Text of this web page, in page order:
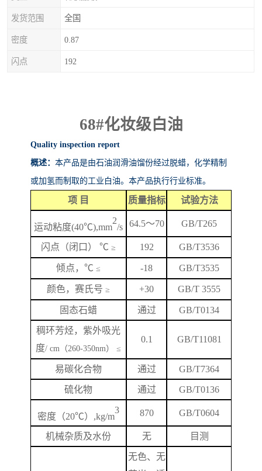
发货范围 全国
密度 0.87
闪点 192
68#化妆级白油
Quality inspection report
概述： 本产品是由石油润滑油馏份经过脱蜡，化学精制
或加氢而制取的工业白油。本产品执行行业标准。
项 目 质量指标 试验方法
运动粘度(40℃),mm
2
/s 64.5～70 GB/T265
闪 点 （闭口） ℃ ≥ 192 GB/T3536
倾点， ℃ ≤ -18 GB/T3535
颜色，赛氏号 ≥ +30 GB/T 3555
固态石蜡 通过 GB/T0134
稠环芳烃，紫外吸光
度/ cm（260-350nm） ≤
0.1 GB/T11081
易碳化合物 通过 GB/T7364
硫化物 通过 GB/T0136
密度（20℃）,kg/m
3 870 GB/T0604
机械杂质及水份 无 目测
无色、无